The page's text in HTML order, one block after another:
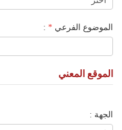
الموضوع الفرعي *
:
الموقع المعني
الجهة :